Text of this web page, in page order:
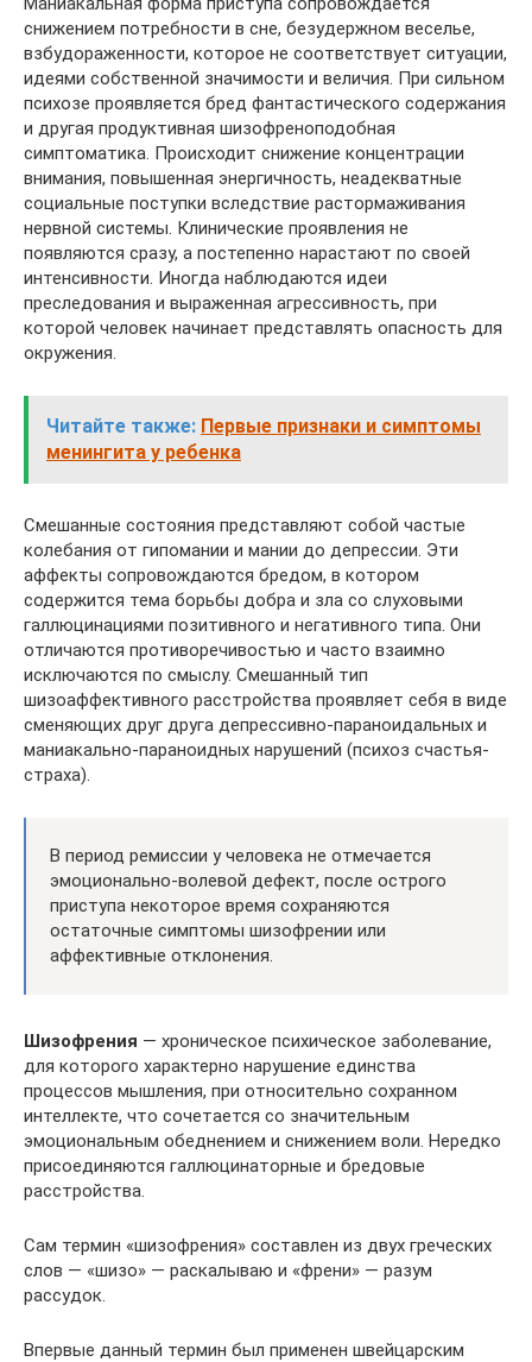
снижением потребности в сне, безудержном веселье,
взбудораженности, которое не соответствует ситуации,
идеями собственной значимости и величия. При сильном
психозе проявляется бред фантастического содержания
и другая продуктивная шизофреноподобная
симптоматика. Происходит снижение концентрации
внимания, повышенная энергичность, неадекватные
социальные поступки вследствие растормаживания
нервной системы. Клинические проявления не
появляются сразу, а постепенно нарастают по своей
интенсивности. Иногда наблюдаются идеи
преследования и выраженная агрессивность, при
которой человек начинает представлять опасность для
окружения.
Читайте также: Первые признаки и симптомы
менингита у ребенка
Смешанные состояния представляют собой частые
колебания от гипомании и мании до депрессии. Эти
аффекты сопровождаются бредом, в котором
содержится тема борьбы добра и зла со слуховыми
галлюцинациями позитивного и негативного типа. Они
отличаются противоречивостью и часто взаимно
исключаются по смыслу. Смешанный тип
шизоаффективного расстройства проявляет себя в виде
сменяющих друг друга депрессивно-параноидальных и
маниакально-параноидных нарушений (психоз счастья-
страха).
В период ремиссии у человека не отмечается
эмоционально-волевой дефект, после острого
приступа некоторое время сохраняются
остаточные симптомы шизофрении или
аффективные отклонения.
Шизофрения — хроническое психическое заболевание,
для которого характерно нарушение единства
процессов мышления, при относительно сохранном
интеллекте, что сочетается со значительным
эмоциональным обеднением и снижением воли. Нередко
присоединяются галлюцинаторные и бредовые
расстройства.
Сам термин «шизофрения» составлен из двух греческих
слов — «шизо» — раскалываю и «френи» — разум
рассудок.
Впервые данный термин был применен швейцарским